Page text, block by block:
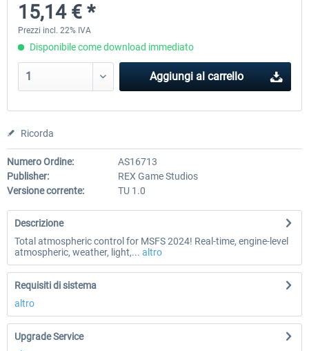
36,59 € *
15,14 € *
Prezzi incl. 22% IVA
Disponibile come download immediato
Aggiungi al carrello
Ricorda
Numero Ordine:
AS16713
Publisher:
REX Game Studios
Versione corrente:
TU 1.0
Descrizione
Total atmospheric control for MSFS 2024! Real-time, engine-level
atmospheric, weather, light,... altro
Requisiti di sistema
altro
Upgrade Service